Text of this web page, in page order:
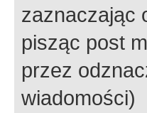
zaznaczając
pisząc post
przez
wiadomości)